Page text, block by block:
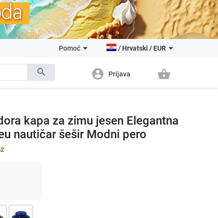
search
Pomoć / Hrvatski / EUR
account_circle Prijava shopping_basket
kapa za zimu jesen Elegantna
nautičar šešir Modni pero